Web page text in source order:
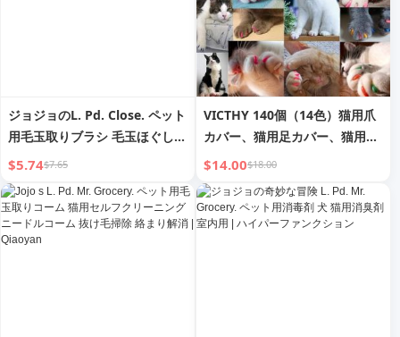
ジョジョのL. Pd. Close. ペット
用毛玉取りブラシ 毛玉ほぐし
結び目解消 猫用自動ブラシ |
Claustrophobic
$5.74$7.65
VICTHY 140個（14色）猫用爪
カバー、猫用足カバー、猫用爪
カバー（接着剤とアプリケータ
ー付き）
$14.00$18.00